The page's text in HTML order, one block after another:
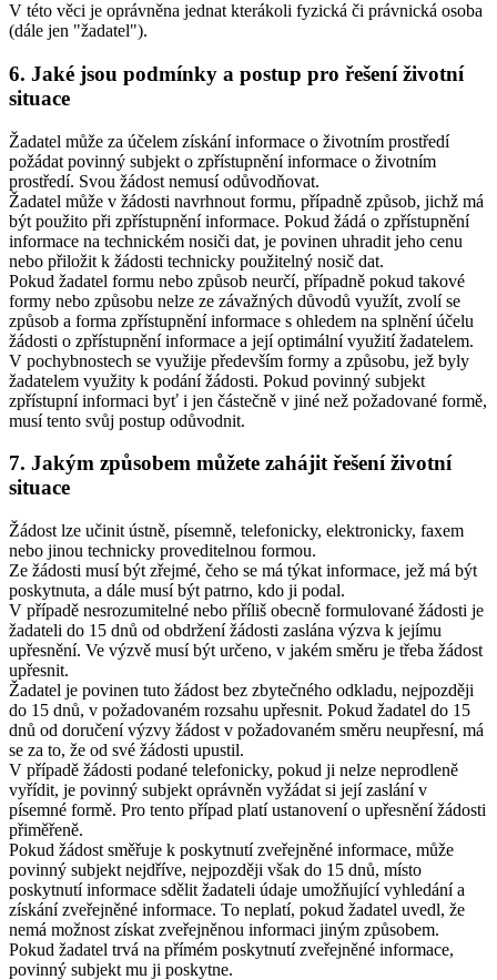
V této věci je oprávněna jednat kterákoli fyzická či právnická osoba
(dále jen "žadatel").
6. Jaké jsou podmínky a postup pro řešení životní
situace
Žadatel může za účelem získání informace o životním prostředí
požádat povinný subjekt o zpřístupnění informace o životním
prostředí. Svou žádost nemusí odůvodňovat.
Žadatel může v žádosti navrhnout formu, případně způsob, jichž má
být použito při zpřístupnění informace. Pokud žádá o zpřístupnění
informace na technickém nosiči dat, je povinen uhradit jeho cenu
nebo přiložit k žádosti technicky použitelný nosič dat.
Pokud žadatel formu nebo způsob neurčí, případně pokud takové
formy nebo způsobu nelze ze závažných důvodů využít, zvolí se
způsob a forma zpřístupnění informace s ohledem na splnění účelu
žádosti o zpřístupnění informace a její optimální využití žadatelem.
V pochybnostech se využije především formy a způsobu, jež byly
žadatelem využity k podání žádosti. Pokud povinný subjekt
zpřístupní informaci byť i jen částečně v jiné než požadované formě,
musí tento svůj postup odůvodnit.
7. Jakým způsobem můžete zahájit řešení životní
situace
Žádost lze učinit ústně, písemně, telefonicky, elektronicky, faxem
nebo jinou technicky proveditelnou formou.
Ze žádosti musí být zřejmé, čeho se má týkat informace, jež má být
poskytnuta, a dále musí být patrno, kdo ji podal.
V případě nesrozumitelné nebo příliš obecně formulované žádosti je
žadateli do 15 dnů od obdržení žádosti zaslána výzva k jejímu
upřesnění. Ve výzvě musí být určeno, v jakém směru je třeba žádost
upřesnit.
Žadatel je povinen tuto žádost bez zbytečného odkladu, nejpozději
do 15 dnů, v požadovaném rozsahu upřesnit. Pokud žadatel do 15
dnů od doručení výzvy žádost v požadovaném směru neupřesní, má
se za to, že od své žádosti upustil.
V případě žádosti podané telefonicky, pokud ji nelze neprodleně
vyřídit, je povinný subjekt oprávněn vyžádat si její zaslání v
písemné formě. Pro tento případ platí ustanovení o upřesnění žádosti
přiměřeně.
Pokud žádost směřuje k poskytnutí zveřejněné informace, může
povinný subjekt nejdříve, nejpozději však do 15 dnů, místo
poskytnutí informace sdělit žadateli údaje umožňující vyhledání a
získání zveřejněné informace. To neplatí, pokud žadatel uvedl, že
nemá možnost získat zveřejněnou informaci jiným způsobem.
Pokud žadatel trvá na přímém poskytnutí zveřejněné informace,
povinný subjekt mu ji poskytne.